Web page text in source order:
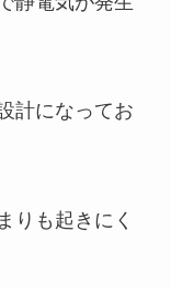
計になってお
りも起きにく